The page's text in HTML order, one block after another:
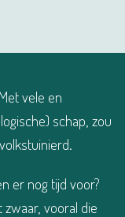
vele en
schap, zou
er nog tijd voor?
vooral die